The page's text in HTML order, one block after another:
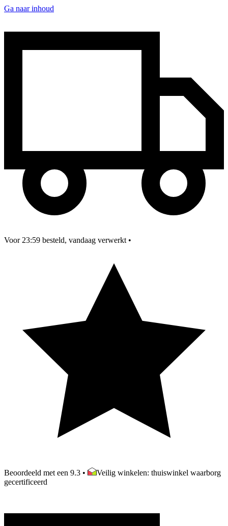
Ga naar inhoud
Voor 23:59 besteld, vandaag verwerkt •
Beoordeeld met een 9.3 •
Veilig winkelen: thuiswinkel waarborg
gecertificeerd